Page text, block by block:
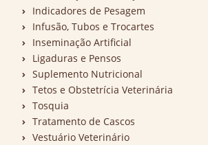
Indicadores de Pesagem
Infusão, Tubos e Trocartes
Inseminação Artificial
Ligaduras e Pensos
Suplemento Nutricional
Tetos e Obstetrícia Veterinária
Tosquia
Tratamento de Cascos
Vestuário Veterinário